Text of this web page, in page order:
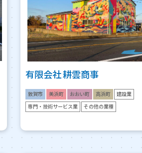
有限会社 耕雲商事
敦賀市 美浜町 おおい町 高浜町 建設業
専門・技術サービス業 その他の業種